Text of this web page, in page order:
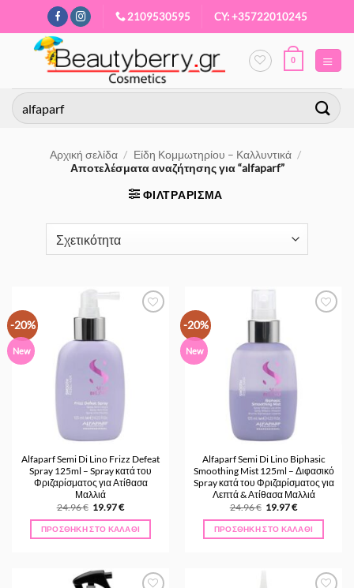
Μετάβαση
περιεχόμενο
2109530595 CY: +35722010245
0
Αναζήτηση
για:
Αρχική σελίδα / Είδη Κομμωτηρίου – Καλλυντικά /
Αποτελέσματα αναζήτησης για “alfaparf”
ΦΙΛΤΡΆΡΙΣΜΑ
-20%
New
Alfaparf Semi Di Lino Frizz Defeat
Spray 125ml – Spray κατά του
Φριζαρίσματος για Ατίθασα
Μαλλιά
24.96€ Original
was:
24.96 €.
19.97€Η
τιμή
είναι:
ΠΡΟΣΘΉΚΗ ΣΤΟ ΚΑΛΆΘΙ
-20%
New
Alfaparf Semi Di Lino Biphasic
Smoothing Mist 125ml – Διφασικό
Spray κατά του Φριζαρίσματος για
Λεπτά & Ατίθασα Μαλλιά
24.96€ Original
was:
24.96 €.
19.97€Η
τιμή
είναι:
ΠΡΟΣΘΉΚΗ ΣΤΟ ΚΑΛΆΘΙ